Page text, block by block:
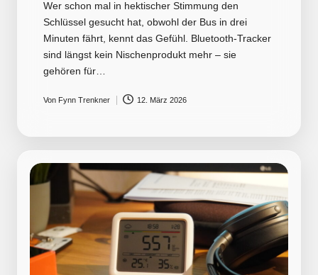
Wer schon mal in hektischer Stimmung den
Schlüssel gesucht hat, obwohl der Bus in drei
Minuten fährt, kennt das Gefühl. Bluetooth-Tracker
sind längst kein Nischenprodukt mehr – sie
gehören für…
Posted
Von Fynn Trenkner 12. März 2026